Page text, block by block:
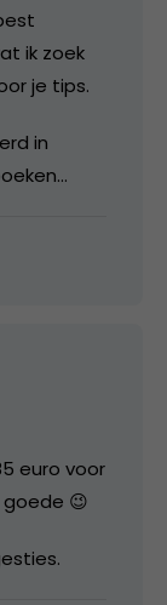
ik zoek
je tips.
in
euro voor
😉